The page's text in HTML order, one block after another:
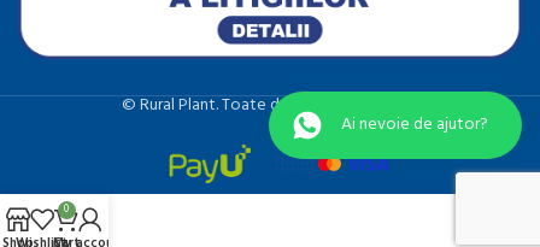
©️ Rural Plant. Toate drepturile rezervate.
Ai nevoie de ajutor?
0